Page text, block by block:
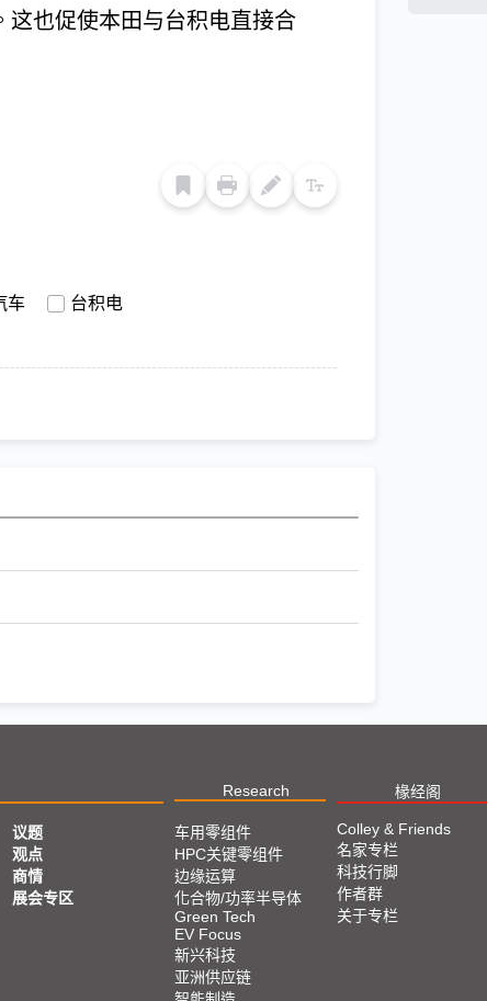
这也促使本田与台积电直接合
车 台积电
Research 椽经阁
议题
观点
商情
展会专区
车用零组件
HPC关键零组件
边缘运算
化合物/功率半导体
Green Tech
EV Focus
新兴科技
亚洲供应链
Colley & Friends
名家专栏
科技行脚
作者群
关于专栏